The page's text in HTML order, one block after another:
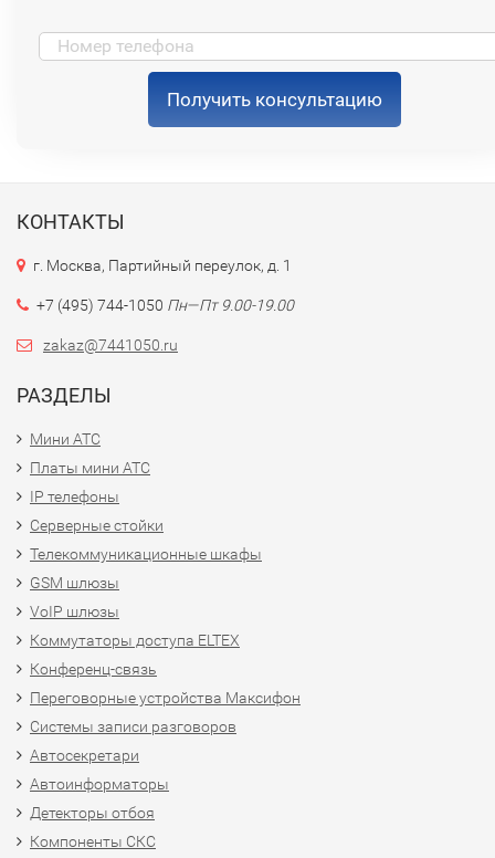
Получить консультацию
КОНТАКТЫ
г. Москва, Партийный переулок, д. 1
+7 (495) 744-1050 Пн—Пт 9.00-19.00
zakaz@7441050.ru
РАЗДЕЛЫ
Мини АТС
Платы мини АТС
IP телефоны
Серверные стойки
Телекоммуникационные шкафы
GSM шлюзы
VoIP шлюзы
Коммутаторы доступа ELTEX
Конференц-связь
Переговорные устройства Максифон
Системы записи разговоров
Автосекретари
Автоинформаторы
Детекторы отбоя
Компоненты СКС